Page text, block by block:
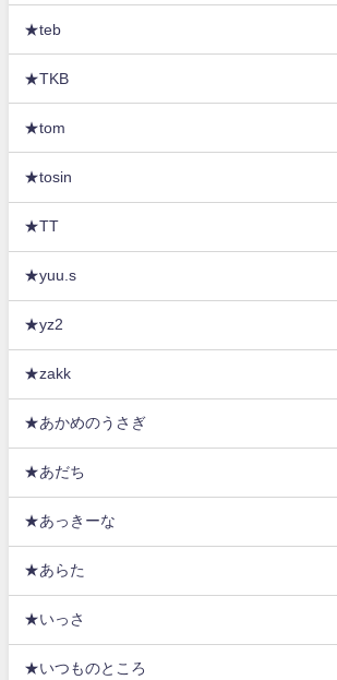
★teb
★TKB
★tom
★tosin
★TT
★yuu.s
★yz2
★zakk
★あかめのうさぎ
★あだち
★あっきーな
★あらた
★いっさ
★いつものところ